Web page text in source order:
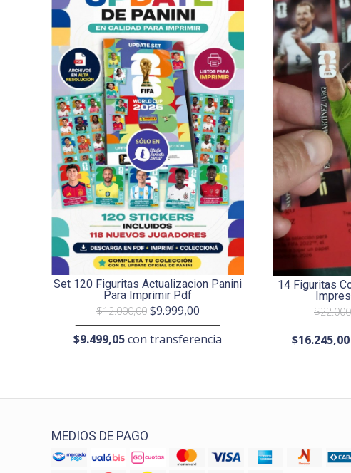
Set 120 Figuritas Actualizacion Panini
Para Imprimir Pdf
$12.000,00$9.999,00
$9.499,05con transferencia
14 Figuritas
$16.245,00
MEDIOS DE PAGO